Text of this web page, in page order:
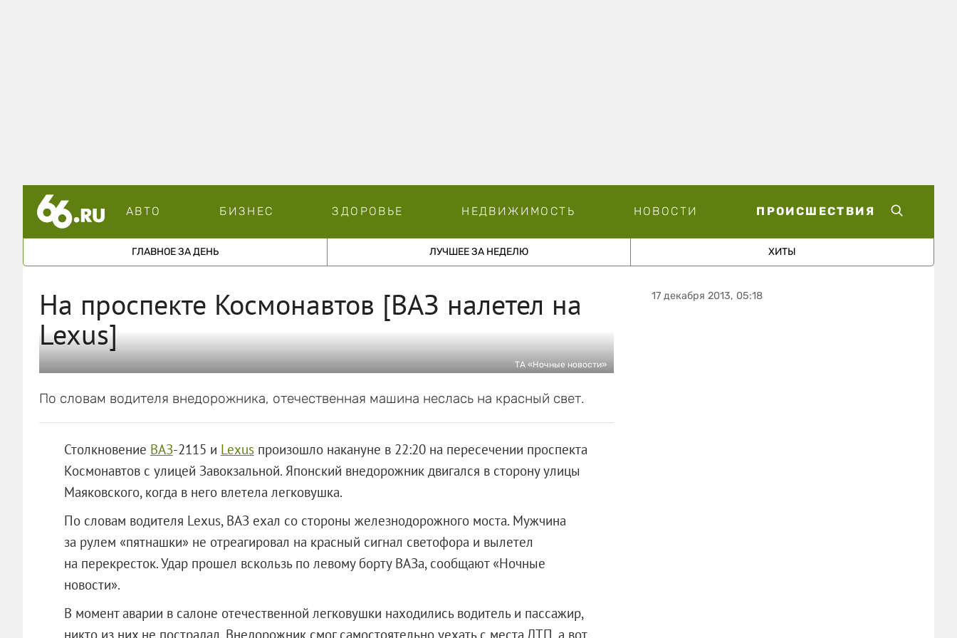
АВТО БИЗНЕС ЗДОРОВЬЕ НЕДВИЖИМОСТЬ НОВОСТИ ПРОИСШЕСТВИЯ
ГЛАВНОЕ ЗА ДЕНЬ ЛУЧШЕЕ ЗА НЕДЕЛЮ ХИТЫ
На проспекте Космонавтов [ВАЗ налетел на
Lexus]
ТА «Ночные новости»
По словам водителя внедорожника, отечественная машина неслась на красный свет.
Столкновение ВАЗ-2115 и Lexus произошло накануне в 22:20 на пересечении проспекта
Космонавтов с улицей Завокзальной. Японский внедорожник двигался в сторону улицы
Маяковского, когда в него влетела легковушка.
По словам водителя Lexus, ВАЗ ехал со стороны железнодорожного моста. Мужчина
за рулем «пятнашки» не отреагировал на красный сигнал светофора и вылетел
на перекресток. Удар прошел вскользь по левому борту ВАЗа, сообщают «Ночные
новости».
В момент аварии в салоне отечественной легковушки находились водитель и пассажир,
никто из них не пострадал. Внедорожник смог самостоятельно уехать с места ДТП, а вот
17 декабря 2013, 05:18